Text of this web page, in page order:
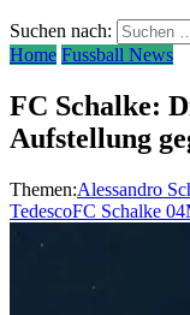
Suchen nach:
Home Fussball News
FC Schalke:
Aufstellung
Themen:Alessandro
TedescoFC Schalke 04